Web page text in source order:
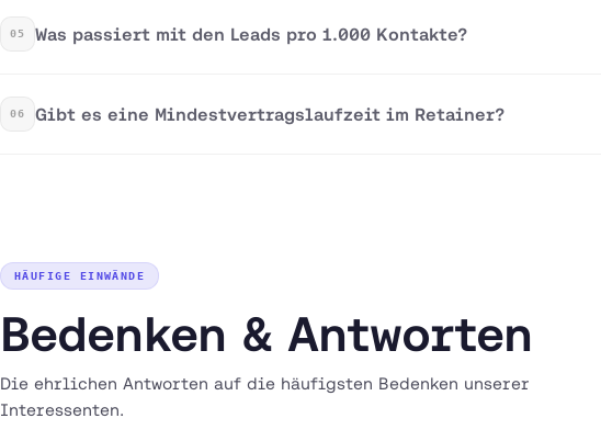
05 Was passiert mit den Leads pro 1.000 Kontakte?
06 Gibt es eine Mindestvertragslaufzeit im Retainer?
HÄUFIGE EINWÄNDE
Bedenken & Antworten
Die ehrlichen Antworten auf die häufigsten Bedenken unserer
Interessenten.